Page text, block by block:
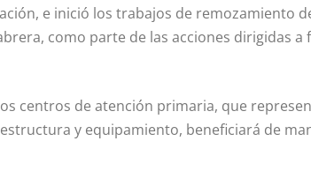
e inició los trabajos de remozamiento
como parte de las acciones dirigidas
centros de atención primaria, que
y equipamiento, beneficiará de